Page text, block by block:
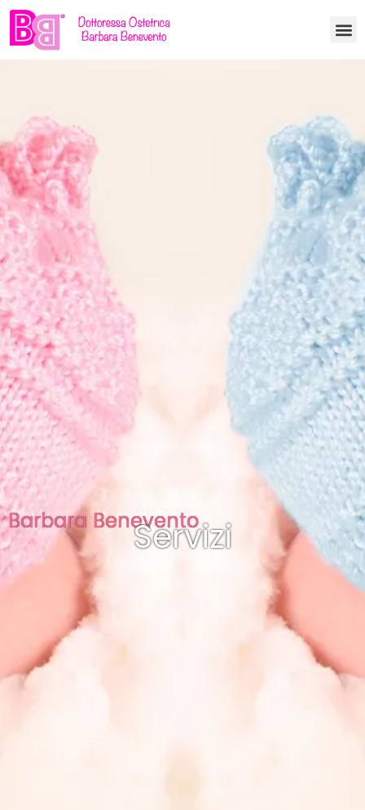
Barbara Benevento
Servizi